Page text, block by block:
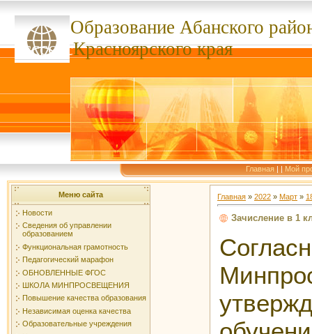
Образование Абанского
сссссссКрасноярского края
Главная | | Мой
Меню сайта
Новости
Сведения об управлении
образованием
Функциональная грамотность
Педагогический марафон
ОБНОВЛЕННЫЕ ФГОС
ШКОЛА МИНПРОСВЕЩЕНИЯ
Повышение качества образования
Независимая оценка качества
Образовательные учреждения
Главная » 2022 » Март »
Зачисление в 1